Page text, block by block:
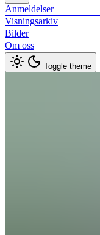
Anmeldelser
Visningsarkiv
Bilder
Om oss
Toggle theme